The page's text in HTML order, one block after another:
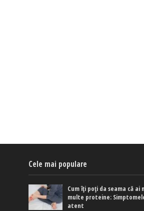
Cele mai populare
Cum îți poți da seama că ai
multe proteine:
atent